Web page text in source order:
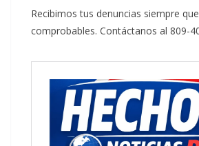
Recibimos tus denuncias siempre
comprobables. Contáctanos al 809-